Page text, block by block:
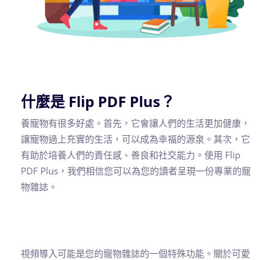
什麼是 Flip PDF Plus？
養寵物有很多好處。首先，它會讓人們的生活更加健康，
讓寵物過上充實的生活，可以成為幸福的源泉。其次，它
有助於培養人們的責任感、善良和社交能力。使用 Flip
PDF Plus，我們相信您可以為您的讀者呈現一份專業的寵
物雜誌。
視頻導入可能是您的寵物雜誌的一個特殊功能。關於可愛